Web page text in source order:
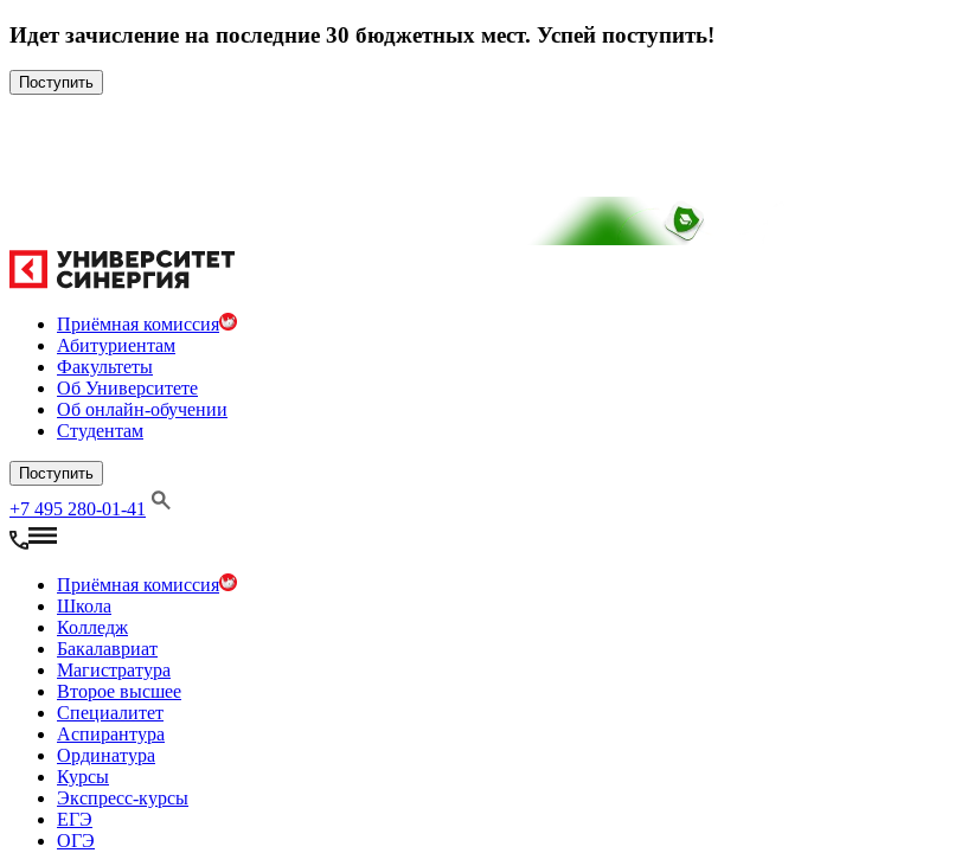
Идет зачисление на последние 30 бюджетных мест. Успей поступить!
Поступить
Приёмная комиссия
Абитуриентам
Факультеты
Об Университете
Об онлайн-обучении
Студентам
Поступить
+7 495 280-01-41
Приёмная комиссия
Школа
Колледж
Бакалавриат
Магистратура
Второе высшее
Специалитет
Аспирантура
Ординатура
Курсы
Экспресс-курсы
ЕГЭ
ОГЭ